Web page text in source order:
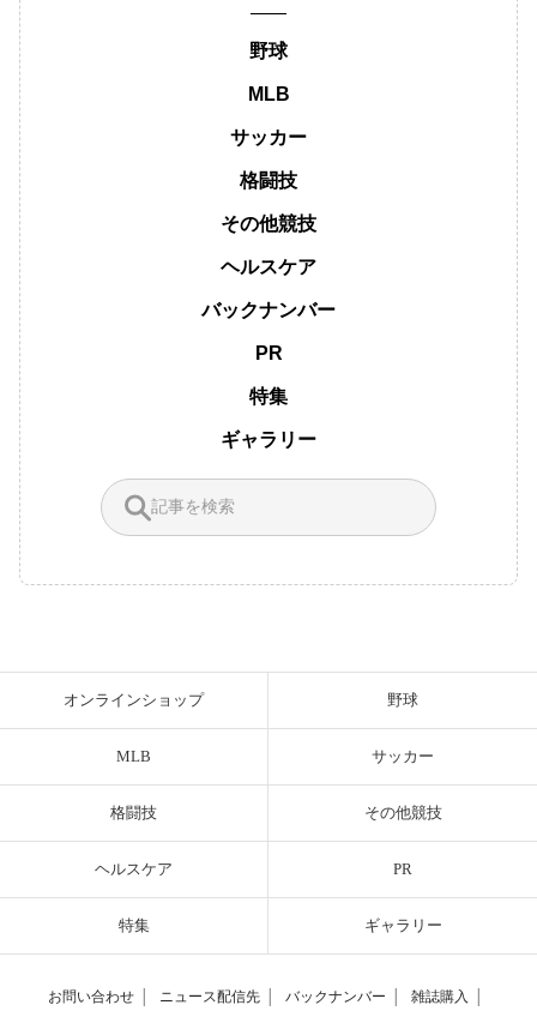
野球
MLB
サッカー
格闘技
その他競技
ヘルスケア
バックナンバー
PR
特集
ギャラリー
オンラインショップ 野球
MLB サッカー
格闘技 その他競技
ヘルスケア PR
特集 ギャラリー
お問い合わせ ニュース配信先 バックナンバー 雑誌購入